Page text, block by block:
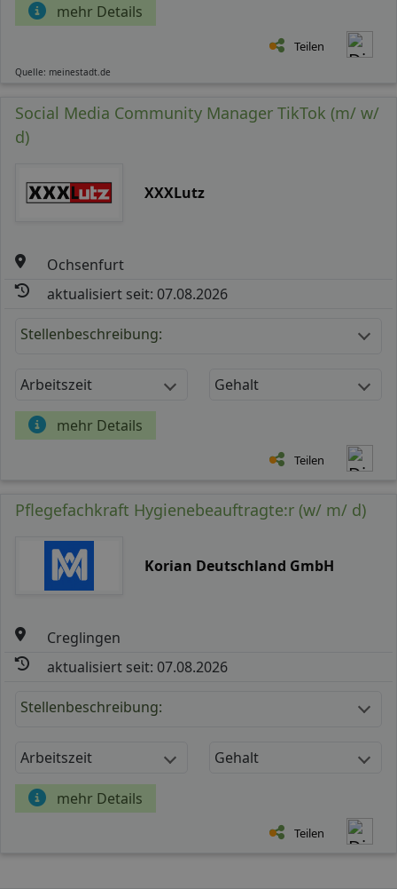
mehr Details
Teilen
Quelle: meinestadt.de
Social Media Community Manager TikTok (m/ w/
d)
XXXLutz
Ochsenfurt
aktualisiert seit: 07.08.2026
Stellenbeschreibung:
Arbeitszeit Gehalt
mehr Details
Teilen
Pflegefachkraft Hygienebeauftragte:r (w/ m/ d)
Korian Deutschland GmbH
Creglingen
aktualisiert seit: 07.08.2026
Stellenbeschreibung:
Arbeitszeit Gehalt
mehr Details
Teilen